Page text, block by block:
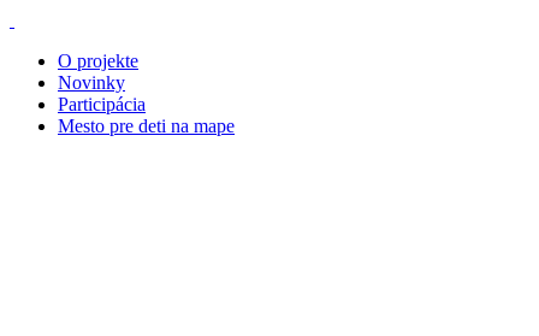
O projekte
Novinky
Participácia
Mesto pre deti na mape